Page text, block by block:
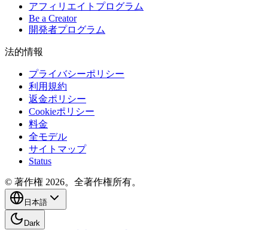
アフィリエイトプログラム
Be a Creator
開発者プログラム
法的情報
プライバシーポリシー
利用規約
返金ポリシー
Cookieポリシー
料金
全モデル
サイトマップ
Status
© 著作権 2026。全著作権所有。
日本語
Dark